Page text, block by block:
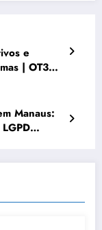
e
| OT3N
Manaus: